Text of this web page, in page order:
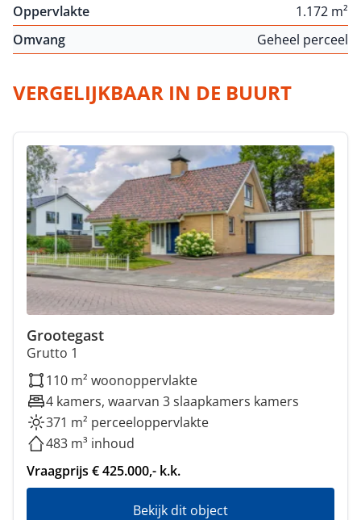
Oppervlakte
1.172 m²
Omvang
Geheel perceel
VERGELIJKBAAR IN DE BUURT
Grootegast
Grutto 1
110 m² woonoppervlakte
4 kamers, waarvan 3 slaapkamers kamers
371 m² perceeloppervlakte
483 m³ inhoud
Vraagprijs € 425.000,- k.k.
Bekijk dit object